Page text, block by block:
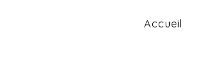
Accueil